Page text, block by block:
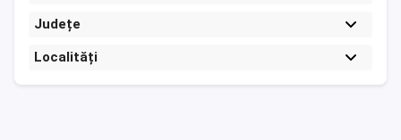
Județe
Localități